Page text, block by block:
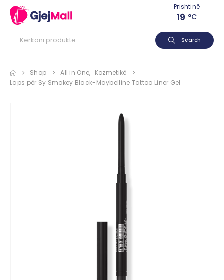
Prishtinë
19 °C
Search
Shop All in One, Kozmetikë
Laps për Sy Smokey Black-Maybelline Tattoo Liner Gel